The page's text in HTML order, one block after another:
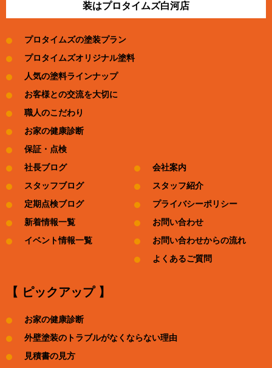
装はプロタイムズ白河店
プロタイムズの塗装プラン
プロタイムズオリジナル塗料
人気の塗料ラインナップ
お客様との交流を大切に
職人のこだわり
お家の健康診断
保証・点検
社長ブログ
スタッフブログ
定期点検ブログ
新着情報一覧
イベント情報一覧
会社案内
スタッフ紹介
プライバシーポリシー
お問い合わせ
お問い合わせからの流れ
よくあるご質問
【 ピックアップ 】
お家の健康診断
外壁塗装のトラブルがなくならない理由
見積書の見方